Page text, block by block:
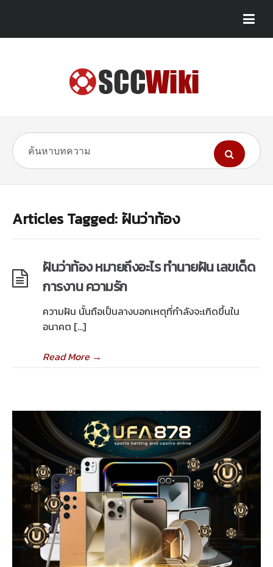
Articles Tagged: ฝันว่าท้อง
ฝันว่าท้อง หมายถึงอะไร ทำนายฝัน เลขเด็ด
การงาน ความรัก
ความฝัน นั้นถือเป็นลางบอกเหตุที่กำลังจะเกิดขึ้นใน
อนาคต […]
Read More→